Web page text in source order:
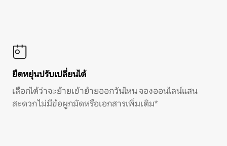
ยืดหยุ่นปรับเปลี่ยนได้
เลือกได้ว่าจะย้ายเข้าย้ายออกวันไหน จองออนไลน์แสน
สะดวก ไม่มีข้อผูกมัดหรือเอกสารเพิ่มเติม*